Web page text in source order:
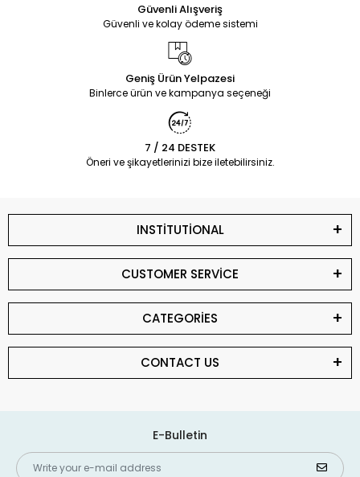
Güvenli Alışveriş
Güvenli ve kolay ödeme sistemi
Geniş Ürün Yelpazesi
Binlerce ürün ve kampanya seçeneği
7 / 24 DESTEK
Öneri ve şikayetlerinizi bize iletebilirsiniz.
INSTİTUTİONAL
CUSTOMER SERVİCE
CATEGORİES
CONTACT US
E-Bulletin